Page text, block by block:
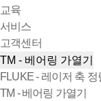
교육
서비스
고객센터
TM - 베어링 가열기
FLUKE - 레이저 축
TM - 베어링 가열기